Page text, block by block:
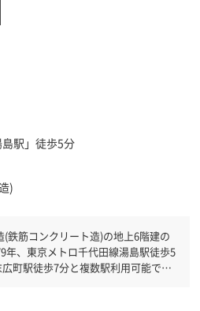
島駅」徒歩5分
)
鉄筋コンクリート造)の地上6階建の
町駅徒歩7分と複数駅利用可能で